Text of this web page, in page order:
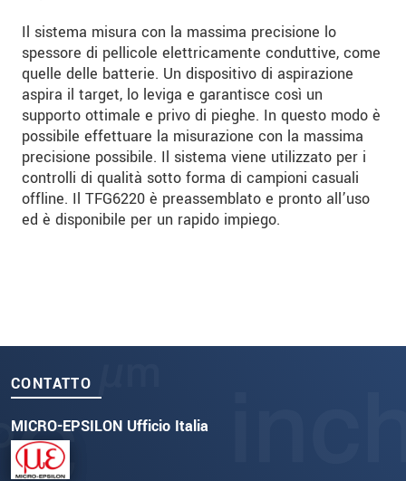
Il sistema misura con la massima precisione lo
spessore di pellicole elettricamente conduttive, come
quelle delle batterie. Un dispositivo di aspirazione
aspira il target, lo leviga e garantisce così un
supporto ottimale e privo di pieghe. In questo modo è
possibile effettuare la misurazione con la massima
precisione possibile. Il sistema viene utilizzato per i
controlli di qualità sotto forma di campioni casuali
offline. Il TFG6220 è preassemblato e pronto all’uso
ed è disponibile per un rapido impiego.
CONTATTO
MICRO-EPSILON Ufficio Italia